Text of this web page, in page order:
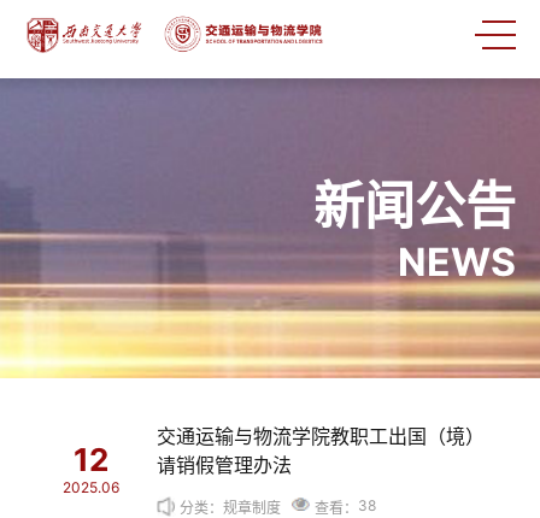
新闻公告
NEWS
12
2025.06
交通运输与物流学院教职工出国（境）
请销假管理办法
分类：规章制度 查看： 38